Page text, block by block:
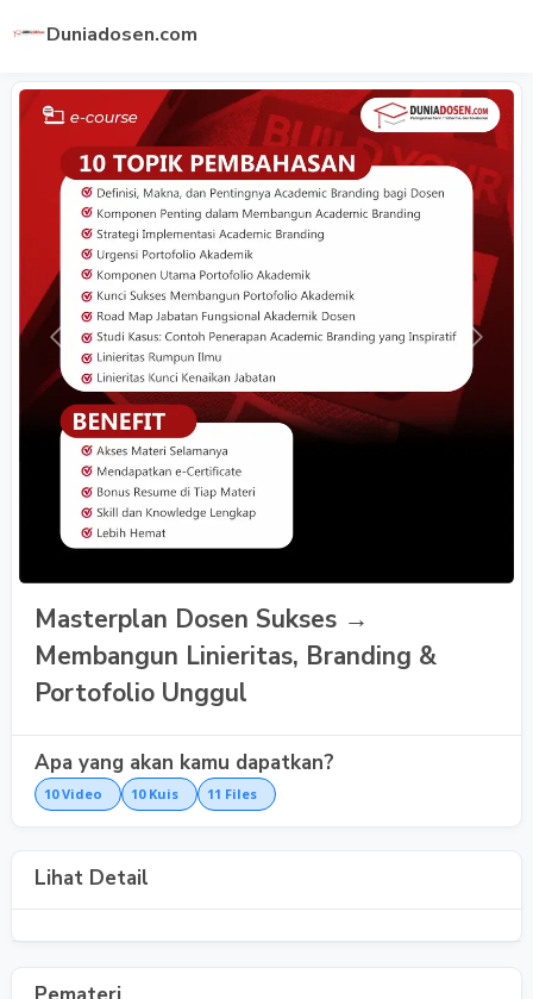
Duniadosen.com
Previous Next
Masterplan Dosen Sukses →
Membangun Linieritas, Branding &
Portofolio Unggul
Apa yang akan kamu dapatkan?
10 Video 10 Kuis 11 Files
Lihat Detail